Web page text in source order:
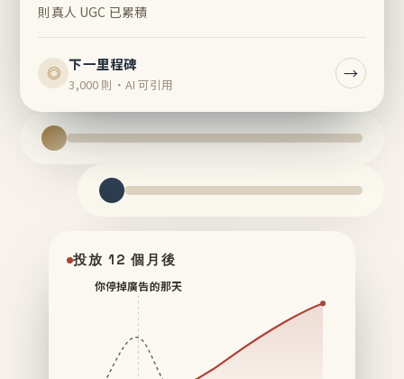
則真人 UGC 已累積
◎ 下一里程碑
3,000 則・AI 可引用
→
投放 12 個月後
你停掉廣告的那天